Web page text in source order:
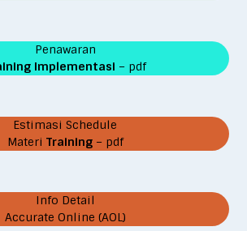
Penawaran
Implementasi – pdf
Estimasi Schedule
Materi Training – pdf
Info Detail
Accurate Online (AOL)